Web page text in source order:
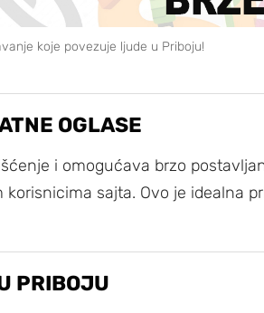
koje povezuje ljude u Priboju!
OGLASE
i omogućava brzo
sajta. Ovo je idealna
PRIBOJU